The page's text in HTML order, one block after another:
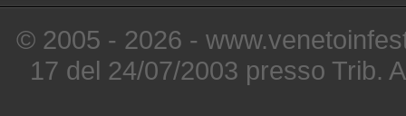
© 2005 - 2026 -
17 del 24/07/2003 presso Trib.